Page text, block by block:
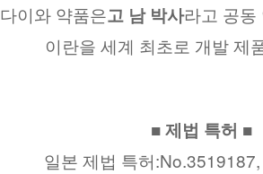
다이와 약품은고 남 박사라고 공동
이란을 세계 최초로 개발 제
■ 제법 특허 ■
일본 제법 특허